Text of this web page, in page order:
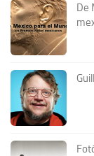
De